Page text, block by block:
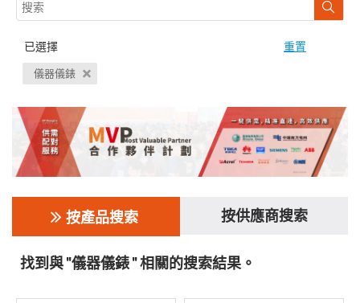
已選擇 重置
儀器儀錶
按產品搜索 按供應商搜索
找到與 "儀器儀錶 " 相關的搜索結果。